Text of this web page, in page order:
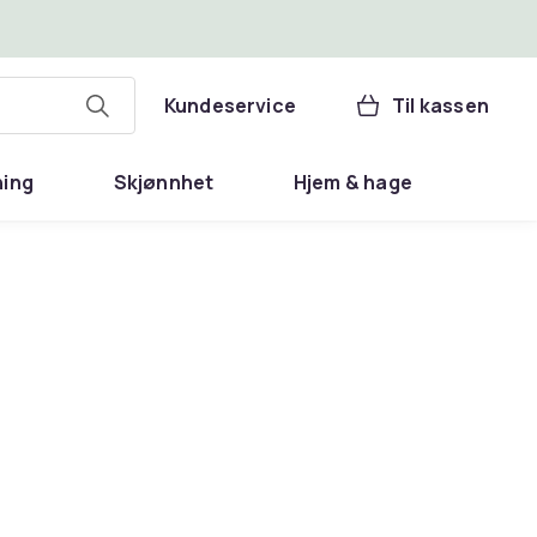
Kundeservice Til kassen
Skjønnhet Hjem & hage